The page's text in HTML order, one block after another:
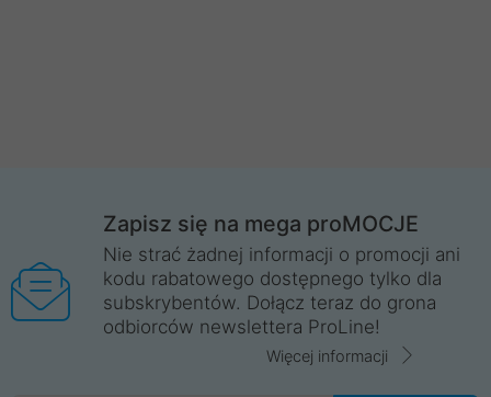
Zapisz się na mega proMOCJE
Nie strać żadnej informacji o promocji ani
kodu rabatowego dostępnego tylko dla
subskrybentów. Dołącz teraz do grona
odbiorców newslettera ProLine!
Więcej informacji